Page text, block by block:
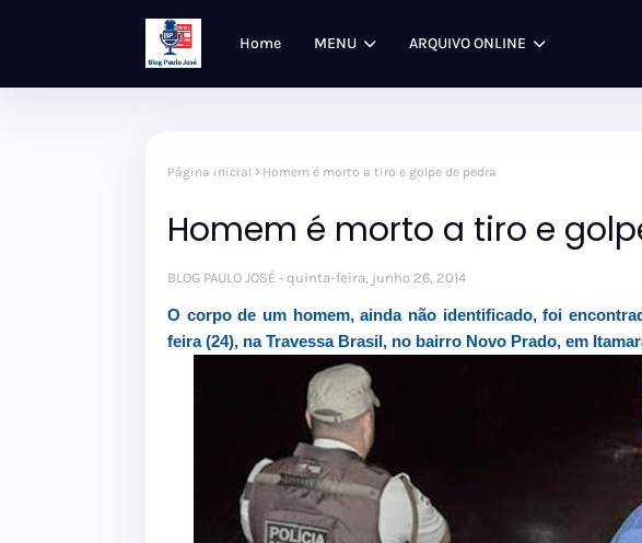
Home MENU ARQUIVO ONLINE
Página inicial Homem é morto a tiro e golpe de pedra
Homem é morto a tiro e
BLOG PAULO JOSÉ quinta-feira, junho 26, 2014
O corpo de um homem, ainda não identificado, foi
feira (24), na Travessa Brasil, no bairro Novo Prado, em